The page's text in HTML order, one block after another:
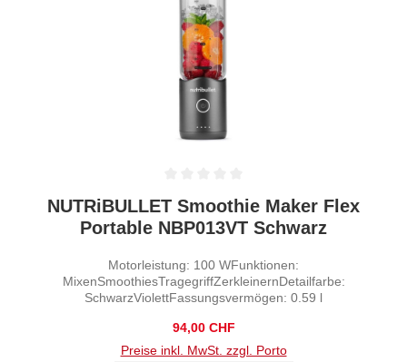
Durchschnittliche Bewertung von 0 von 5 Sternen
NUTRiBULLET Smoothie Maker Flex
Portable NBP013VT Schwarz
Motorleistung: 100 WFunktionen:
MixenSmoothiesTragegriffZerkleinernDetailfarbe:
SchwarzViolettFassungsvermögen: 0.59 l
Regulärer Preis:
94,00 CHF
Preise inkl. MwSt. zzgl. Porto